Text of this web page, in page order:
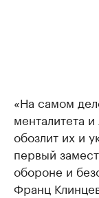
«На самом
менталитета
обозлит их и
первый
обороне и
Франц